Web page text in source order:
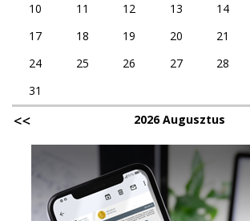
10
11 12 13 14
17
18 19 20 21
24
25 26 27 28
31
2026 Augusztus